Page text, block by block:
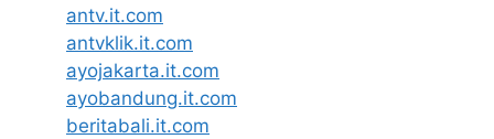
antv.it.com
antvklik.it.com
ayojakarta.it.com
ayobandung.it.com
beritabali.it.com